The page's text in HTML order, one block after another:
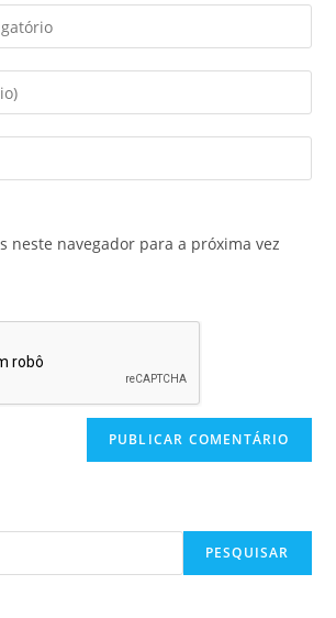
neste navegador para a próxima vez
PESQUISAR